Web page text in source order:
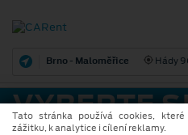
Brno - Maloměřice Hády
VYBERTE
Tato stránka používá cookies,
zážitku, k analytice i cílení reklamy.